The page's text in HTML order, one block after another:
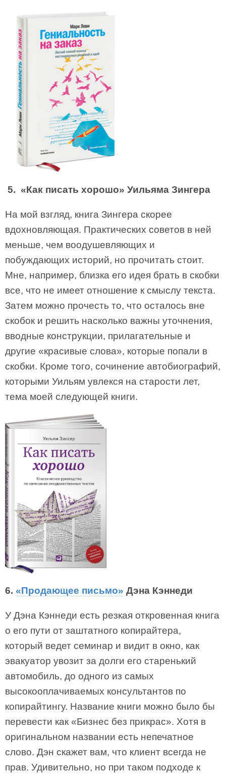
5. «Как писать хорошо» Уильяма Зингера
На мой взгляд, книга Зингера скорее
вдохновляющая. Практических советов в ней
меньше, чем воодушевляющих и
побуждающих историй, но прочитать стоит.
Мне, например, близка его идея брать в скобки
все, что не имеет отношение к смыслу текста.
Затем можно прочесть то, что осталось вне
скобок и решить насколько важны уточнения,
вводные конструкции, прилагательные и
другие «красивые слова», которые попали в
скобки. Кроме того, сочинение автобиографий,
которыми Уильям увлекся на старости лет,
тема моей следующей книги.
6. «Продающее письмо» Дэна Кэннеди
У Дэна Кэннеди есть резкая откровенная книга
о его пути от заштатного копирайтера,
который ведет семинар и видит в окно, как
эвакуатор увозит за долги его старенький
автомобиль, до одного из самых
высокооплачиваемых консультантов по
копирайтингу. Название книги можно было бы
перевести как «Бизнес без прикрас». Хотя в
оригинальном названии есть непечатное
слово. Дэн скажет вам, что клиент всегда не
прав. Удивительно, но при таком подходе к